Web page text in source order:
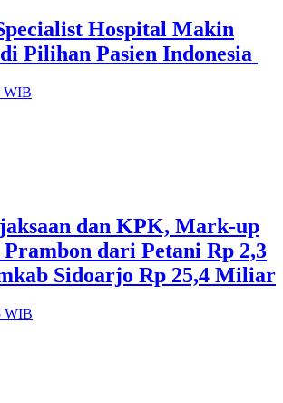
Hospital Makin
Pilihan Pasien Indonesia
WIB
dan KPK, Mark-up
dari Petani Rp 2,3
Sidoarjo Rp 25,4 Miliar
WIB